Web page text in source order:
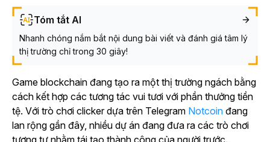
Tóm tắt AI
Nhanh chóng nắm bắt nội dung bài viết và đánh giá tâm lý
thị trường chỉ trong 30 giây!
Game blockchain đang tạo ra một thị trường ngách bằng
cách kết hợp các tương tác vui tươi với phần thưởng tiền
tệ. Với trò chơi clicker dựa trên Telegram Notcoin đang
lan rộng gần đây, nhiều dự án đang đưa ra các trò chơi
tương tự nhằm tái tạo thành công của người trước.